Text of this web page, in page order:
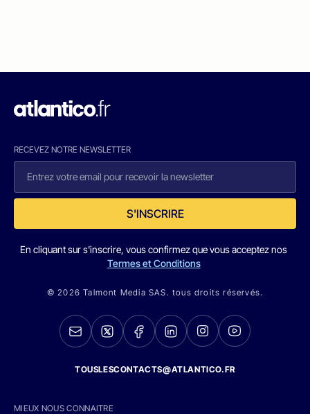
RECEVEZ NOTRE NEWSLETTER
S'INSCRIRE
En cliquant sur s'inscrire, vous confirmez que vous acceptez nos
Termes et Conditions
© 2026 Talmont Media SAS. tous droits réservés.
TOUSLESCONTACTS@ATLANTICO.FR
MIEUX NOUS CONNAITRE